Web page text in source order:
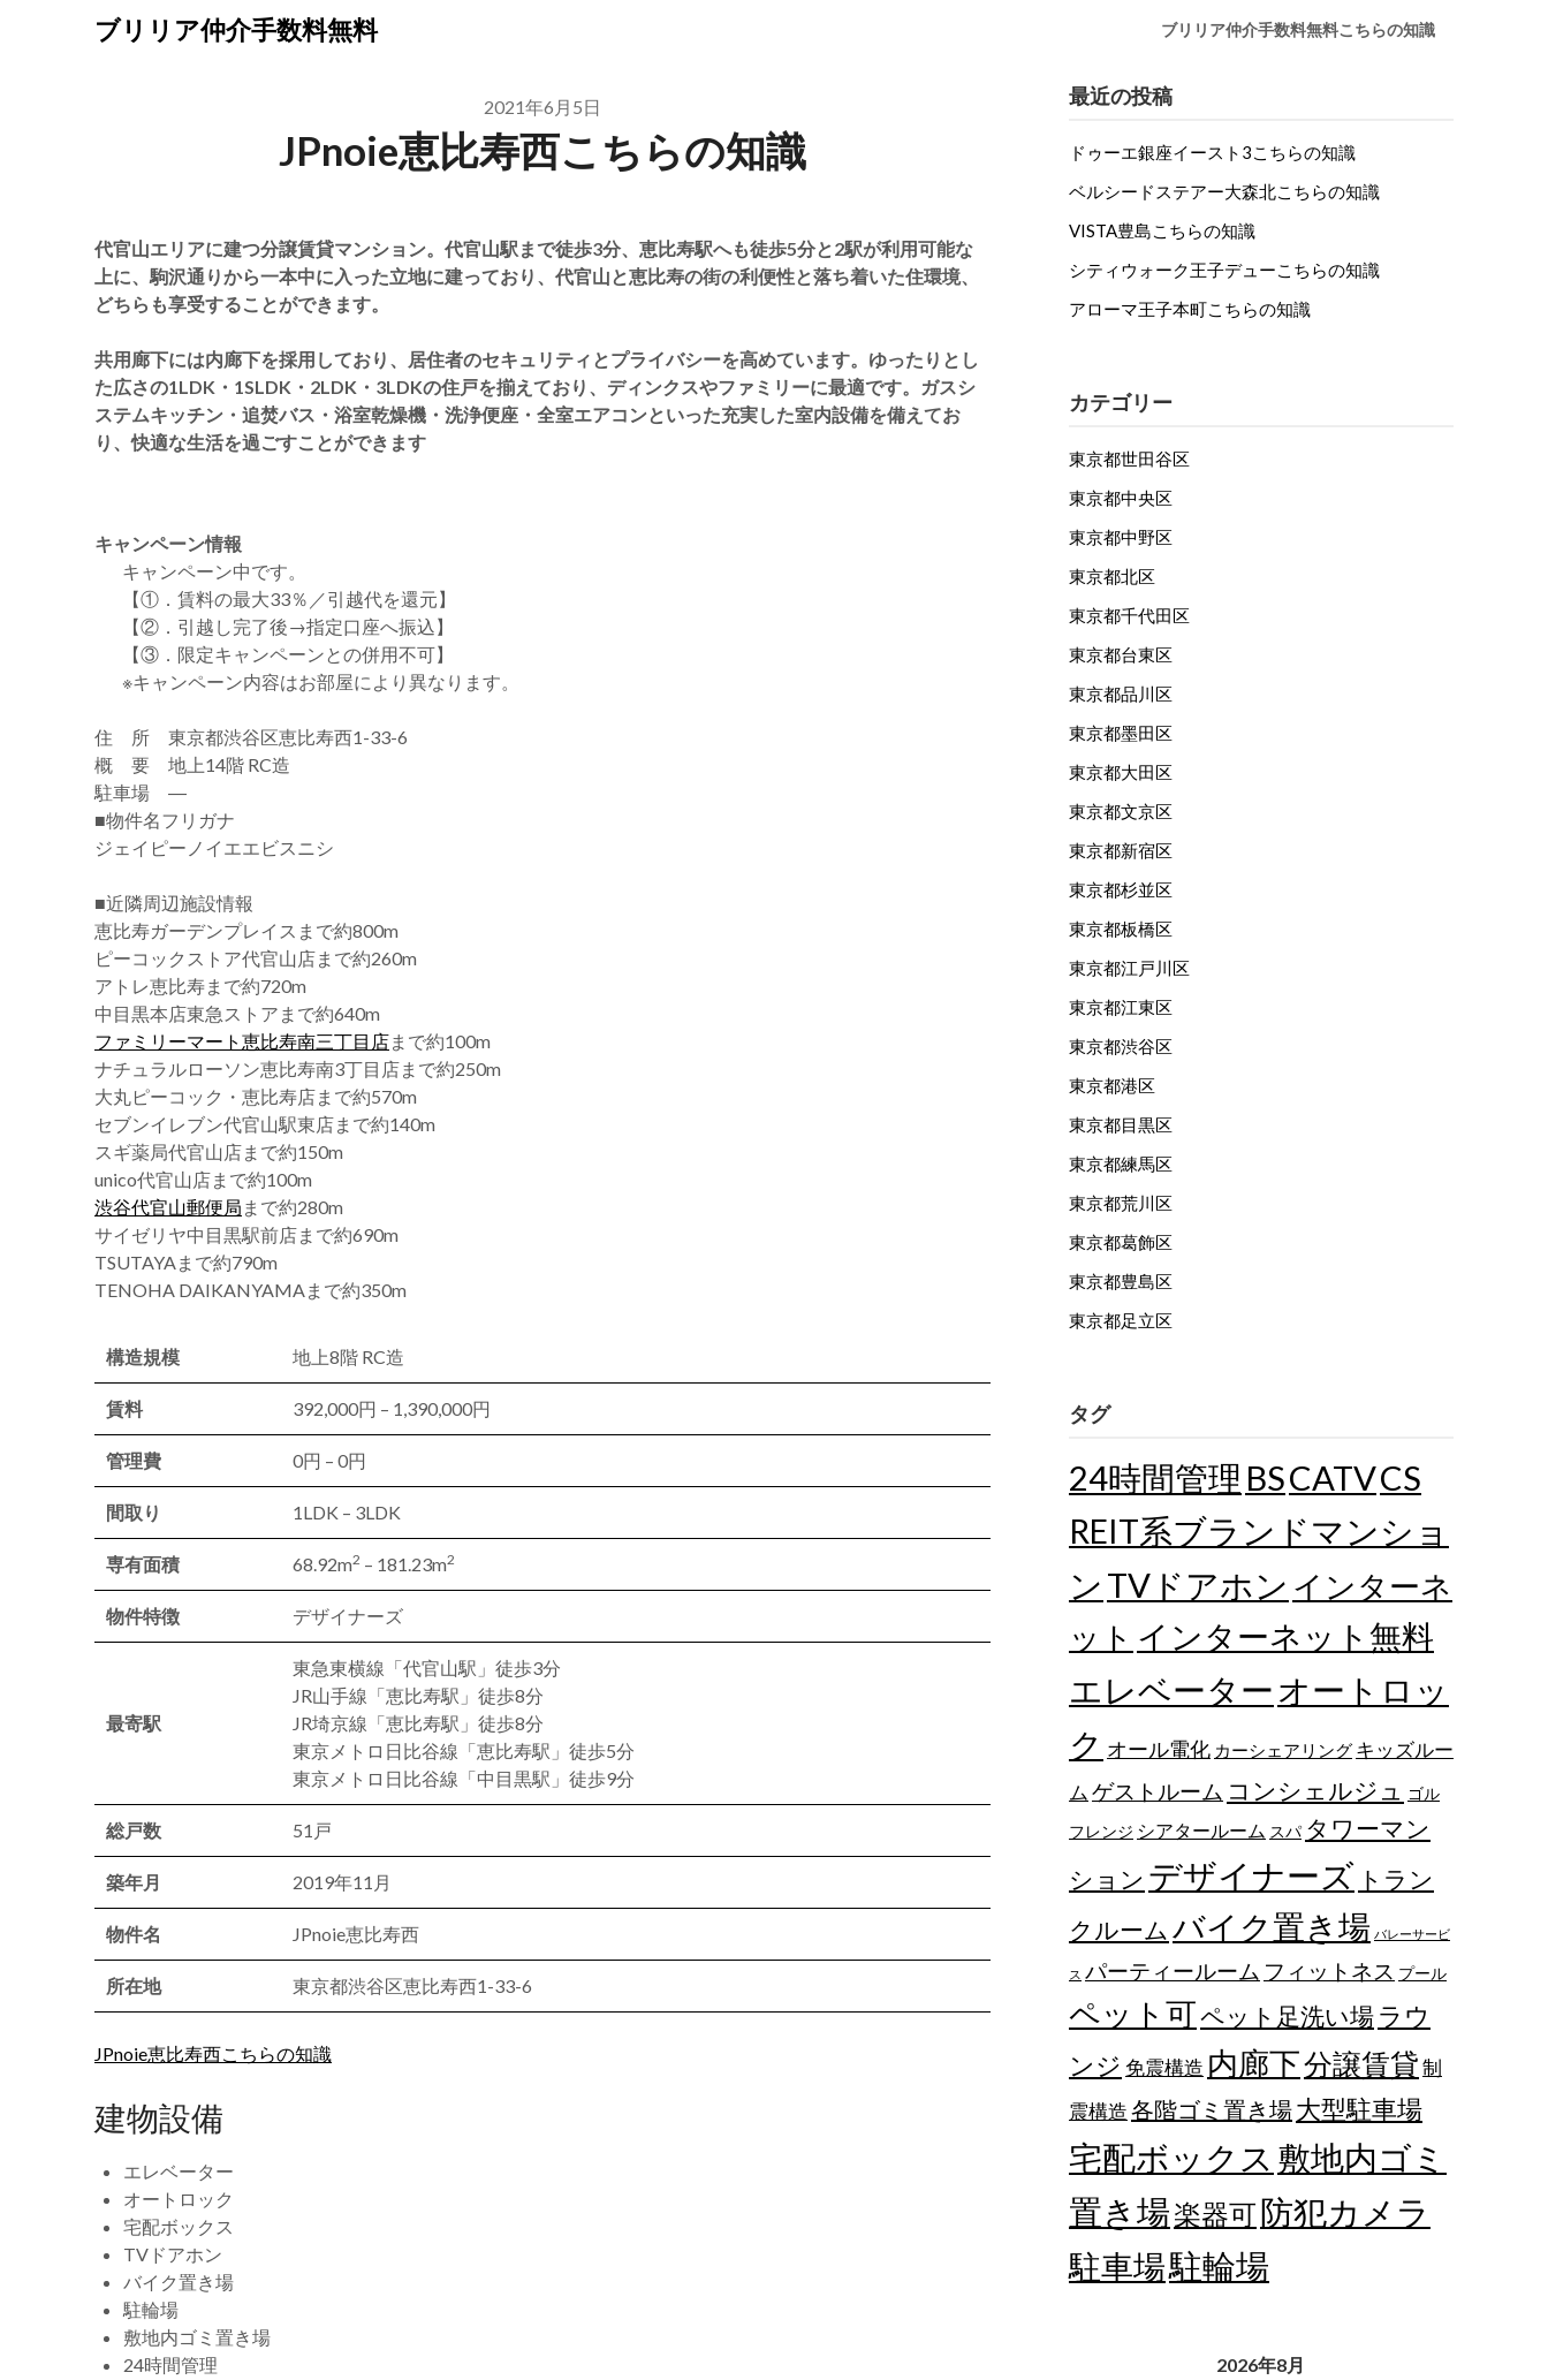
ブリリア仲介手数料無料 ブリリア仲介手数料無料こちらの知識
2021年6月5日
JPnoie恵比寿西こちらの知識
代官山エリアに建つ分譲賃貸マンション。代官山駅まで徒歩3分、恵比寿駅へも徒歩5分と2駅が利用可能な
上に、駒沢通りから一本中に入った立地に建っており、代官山と恵比寿の街の利便性と落ち着いた住環境、
どちらも享受することができます。
共用廊下には内廊下を採用しており、居住者のセキュリティとプライバシーを高めています。ゆったりとし
た広さの1LDK・1SLDK・2LDK・3LDKの住戸を揃えており、ディンクスやファミリーに最適です。ガスシ
ステムキッチン・追焚バス・浴室乾燥機・洗浄便座・全室エアコンといった充実した室内設備を備えてお
り、快適な生活を過ごすことができます
キャンペーン情報
キャンペーン中です。
【①．賃料の最大33％／引越代を還元】
【②．引越し完了後→指定口座へ振込】
【③．限定キャンペーンとの併用不可】
※キャンペーン内容はお部屋により異なります。
住 所 東京都渋谷区恵比寿西1-33-6
概 要 地上14階 RC造
駐車場 ―
■物件名フリガナ
ジェイピーノイエエビスニシ
■近隣周辺施設情報
恵比寿ガーデンプレイスまで約800m
ピーコックストア代官山店まで約260m
アトレ恵比寿まで約720m
中目黒本店東急ストアまで約640m
ファミリーマート恵比寿南三丁目店まで約100m
ナチュラルローソン恵比寿南3丁目店まで約250m
大丸ピーコック・恵比寿店まで約570m
セブンイレブン代官山駅東店まで約140m
スギ薬局代官山店まで約150m
unico代官山店まで約100m
渋谷代官山郵便局 まで約280m
サイゼリヤ中目黒駅前店まで約690m
TSUTAYAまで約790m
TENOHA DAIKANYAMAまで約350m
構造規模 地上8階 RC造
賃料 392,000円 – 1,390,000円
管理費 0円 – 0円
間取り 1LDK – 3LDK
専有面積 68.92m2 – 181.23m2
物件特徴 デザイナーズ
最寄駅
東急東横線「代官山駅」徒歩3分
JR山手線「恵比寿駅」徒歩8分
JR埼京線「恵比寿駅」徒歩8分
東京メトロ日比谷線「恵比寿駅」徒歩5分
東京メトロ日比谷線「中目黒駅」徒歩9分
総戸数 51戸
築年月 2019年11月
物件名 JPnoie恵比寿西
所在地 東京都渋谷区恵比寿西1-33-6
JPnoie恵比寿西こちらの知識
建物設備
エレベーター
オートロック
宅配ボックス
TVドアホン
バイク置き場
駐輪場
敷地内ゴミ置き場
24時間管理
最近の投稿
ドゥーエ銀座イースト3こちらの知識
ベルシードステアー大森北こちらの知識
VISTA豊島こちらの知識
シティウォーク王子デューこちらの知識
アローマ王子本町こちらの知識
カテゴリー
東京都世田谷区
東京都中央区
東京都中野区
東京都北区
東京都千代田区
東京都台東区
東京都品川区
東京都墨田区
東京都大田区
東京都文京区
東京都新宿区
東京都杉並区
東京都板橋区
東京都江戸川区
東京都江東区
東京都渋谷区
東京都港区
東京都目黒区
東京都練馬区
東京都荒川区
東京都葛飾区
東京都豊島区
東京都足立区
タグ
24時間管理 BSCATVCS
REIT系ブランドマンショ
ン TVドアホン インターネ
ット インターネット無料
エレベーター オートロッ
ク オール電化 カーシェアリング キッズルー
ム ゲストルーム コンシェルジュ
ゴル
フレンジ シアタールーム スパ タワーマン
ション デザイナーズ トラン
クルーム バイク置き場 バレーサービ
ス パーティールーム フィットネス プール
ペット可ペット足洗い場 ラウ
ンジ 免震構造 内廊下分譲賃貸制
震構造各階ゴミ置き場大型駐車場
宅配ボックス 敷地内ゴミ
置き場楽器可防犯カメラ
駐車場駐輪場
2026年8月